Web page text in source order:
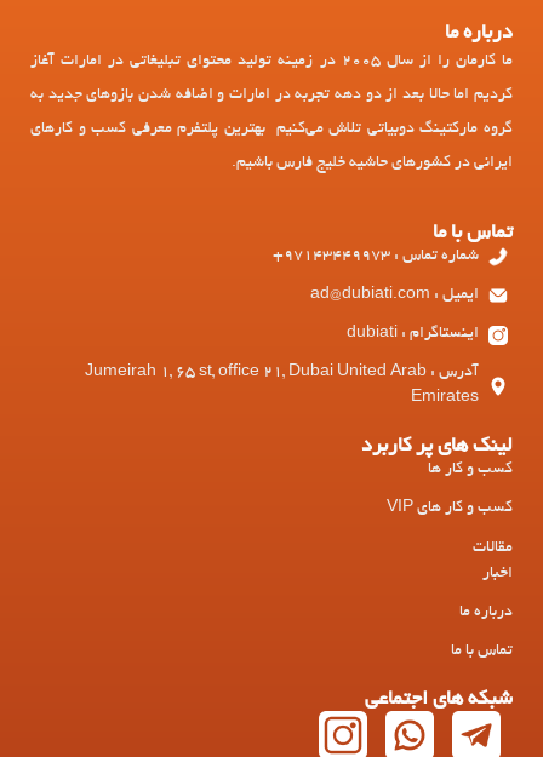
درباره ما
ما کارمان را از سال 2005 در زمینه تولید محتوای تبلیغاتی در امارات آغاز
کردیم اما حالا بعد از دو دهه تجربه در امارات و اضافه شدن بازوهای جدید به
گروه مارکتینگ دوبیاتی تلاش می‌کنیم بهترین پلتفرم معرفی کسب و کارهای
ایرانی در کشورهای حاشیه خلیج فارس باشیم.
تماس با ما
شماره تماس : 97143449973+
ایمیل : ad@dubiati.com
اینستاگرام : dubiati
آدرس : Jumeirah 1, 65 st, office 21, Dubai United Arab
Emirates
لینک های پر کاربرد
کسب و کار ها
کسب و کار های VIP
مقالات
اخبار
درباره ما
تماس با ما
شبکه های اجتماعی